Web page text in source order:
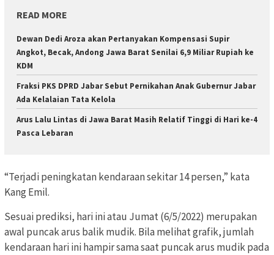
READ MORE
Dewan Dedi Aroza akan Pertanyakan Kompensasi Supir
Angkot, Becak, Andong Jawa Barat Senilai 6,9 Miliar Rupiah ke
KDM
Fraksi PKS DPRD Jabar Sebut Pernikahan Anak Gubernur Jabar
Ada Kelalaian Tata Kelola
Arus Lalu Lintas di Jawa Barat Masih Relatif Tinggi di Hari ke-4
Pasca Lebaran
“Terjadi peningkatan kendaraan sekitar 14 persen,” kata
Kang Emil.
Sesuai prediksi, hari ini atau Jumat (6/5/2022) merupakan
awal puncak arus balik mudik. Bila melihat grafik, jumlah
kendaraan hari ini hampir sama saat puncak arus mudik pada